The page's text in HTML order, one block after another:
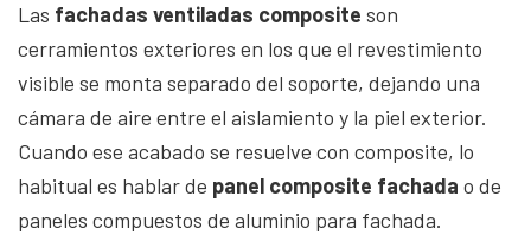
Las fachadas ventiladas composite son
cerramientos exteriores en los que el revestimiento
visible se monta separado del soporte, dejando una
cámara de aire entre el aislamiento y la piel exterior.
Cuando ese acabado se resuelve con composite, lo
habitual es hablar de panel composite fachada o de
paneles compuestos de aluminio para fachada.